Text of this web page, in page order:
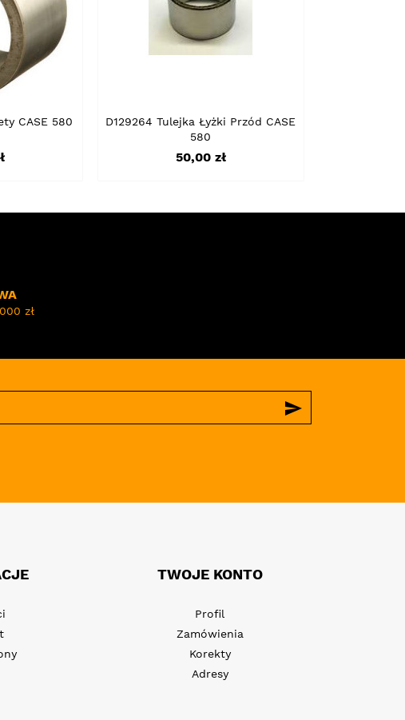
CASE 580
D129264 Tulejka Łyżki Przód CASE
580
Cena
50,00 zł
zł
send
TWOJE KONTO
Profil
Zamówienia
Korekty
Adresy